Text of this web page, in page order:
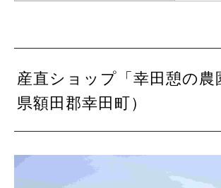
産直ショップ「幸田憩の農
県額田郡幸田町）